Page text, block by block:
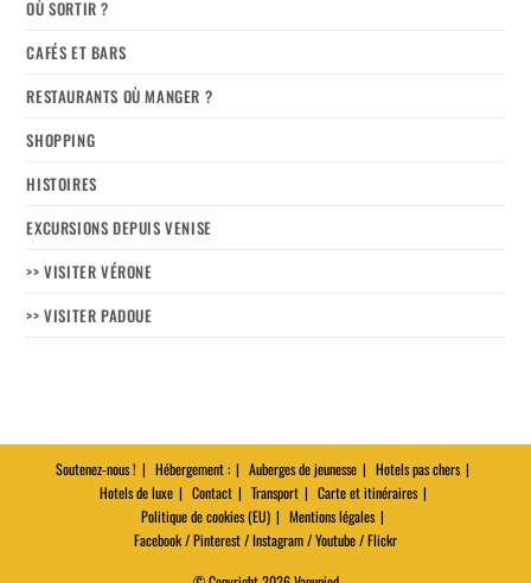
OÙ SORTIR ?
CAFÉS ET BARS
RESTAURANTS OÙ MANGER ?
SHOPPING
HISTOIRES
EXCURSIONS DEPUIS VENISE
>> VISITER VÉRONE
>> VISITER PADOUE
Soutenez-nous ! Hébergement : Auberges de jeunesse
Hotels pas chers
Hotels de luxe
Contact Transport
Carte et itinéraires
Politique de cookies (EU)
Mentions légales
Facebook / Pinterest / Instagram / Youtube / Flickr